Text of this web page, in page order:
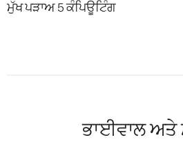
ਮੁੱਖ ਪੜਾਅ 5 ਕੰਪਿਊਟਿੰਗ
ਭਾਈਵਾਲ ਅਤੇ